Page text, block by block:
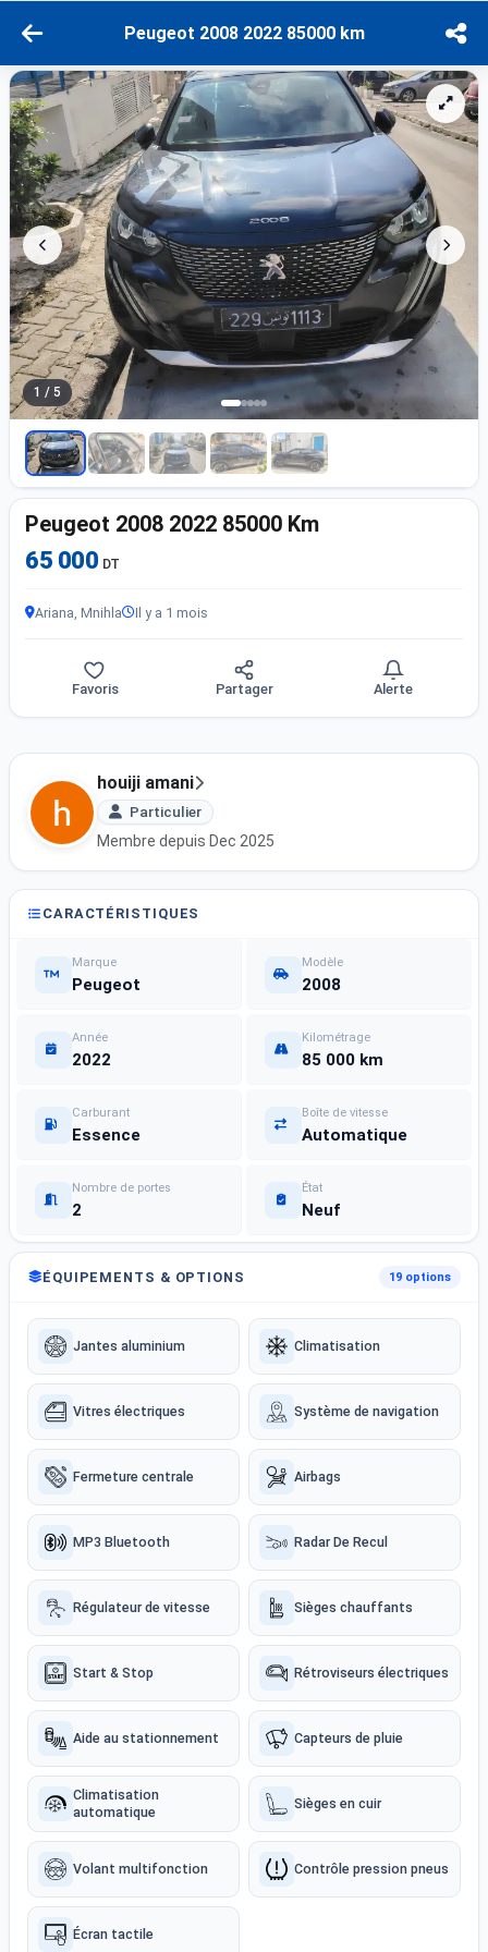
Peugeot 2008 2022 85000 km
1 / 5
Peugeot 2008 2022 85000 Km
65 000 DT
Ariana, Mnihla Il y a 1 mois
Favoris Partager Alerte
houiji amani
Particulier
Membre depuis Dec 2025
CARACTÉRISTIQUES
Marque
Peugeot
Modèle
2008
Année
2022
Kilométrage
85 000 km
Carburant
Essence
Boîte de vitesse
Automatique
Nombre de portes
2
État
Neuf
ÉQUIPEMENTS & OPTIONS 19 options
Jantes aluminium Climatisation
Vitres électriques Système de navigation
Fermeture centrale Airbags
MP3 Bluetooth Radar De Recul
Régulateur de vitesse Sièges chauffants
Start & Stop Rétroviseurs électriques
Aide au stationnement Capteurs de pluie
Climatisation
automatique
Sièges en cuir
Volant multifonction Contrôle pression pneus
Écran tactile